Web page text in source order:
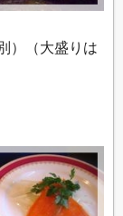
）（大盛りは